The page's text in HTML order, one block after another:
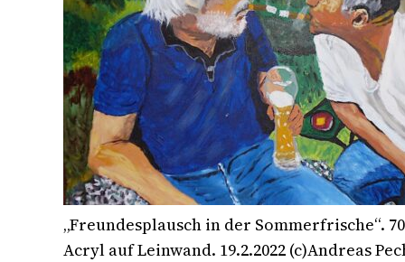
„Freundesplausch in der Sommerfrische“.
Acryl auf Leinwand. 19.2.2022 (c)Andreas